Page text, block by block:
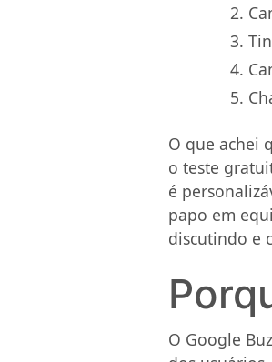
O que achei
o teste
é
papo em
discutindo e
O Google